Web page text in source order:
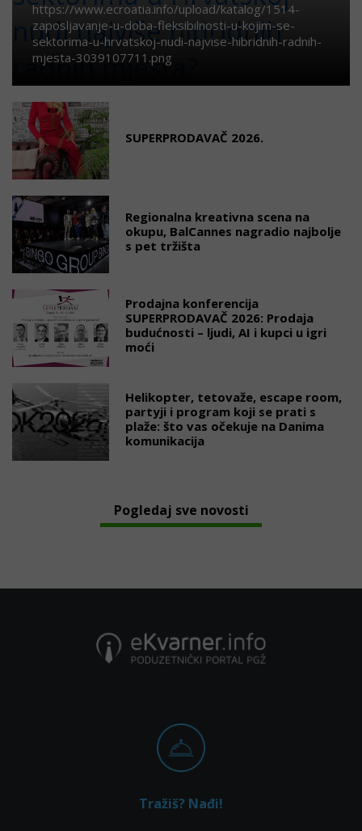
https://www.ecroatia.info/upload/katalog/1514-
zaposljavanje-u-doba-fleksibilnosti-u-kojim-se-
sektorima-u-hrvatskoj-nudi-najvise-hibridnih-radnih-
mjesta-3039107711.png
SUPERPRODAVAČ 2026.
Regionalna kreativna scena na
okupu, BalCannes nagradio najbolje
s pet tržišta
Prodajna konferencija
SUPERPRODAVAČ 2026: Prodaja
budućnosti – ljudi, AI i kupci u igri
moći
Helikopter, tetovaže, escape room,
partyji i program koji se prati s
plaže: što vas očekuje na Danima
komunikacija
Pogledaj sve novosti
Tražiš? Nađi!